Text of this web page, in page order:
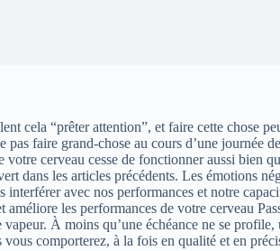
cela “prêter attention”, et faire cette chose
pas faire grand-chose au cours d’une
cerveau cesse de fonctionner aussi bien
dans les articles précédents. Les émotions
interférer avec nos performances et notre
améliore les performances de votre cerveau
vapeur. À moins qu’une échéance ne se
comporterez, à la fois en qualité et en